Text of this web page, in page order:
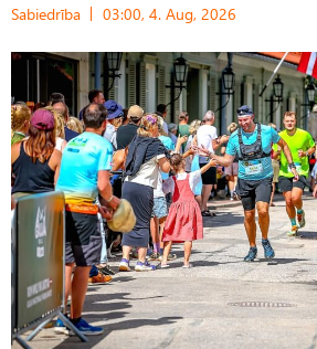
Sabiedrība 03:00, 4. Aug, 2026